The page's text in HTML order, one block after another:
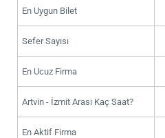
En Uygun Bilet
Sefer Sayısı
En Ucuz Firma
Artvin - İzmit Arası Kaç Saat?
En Aktif Firma